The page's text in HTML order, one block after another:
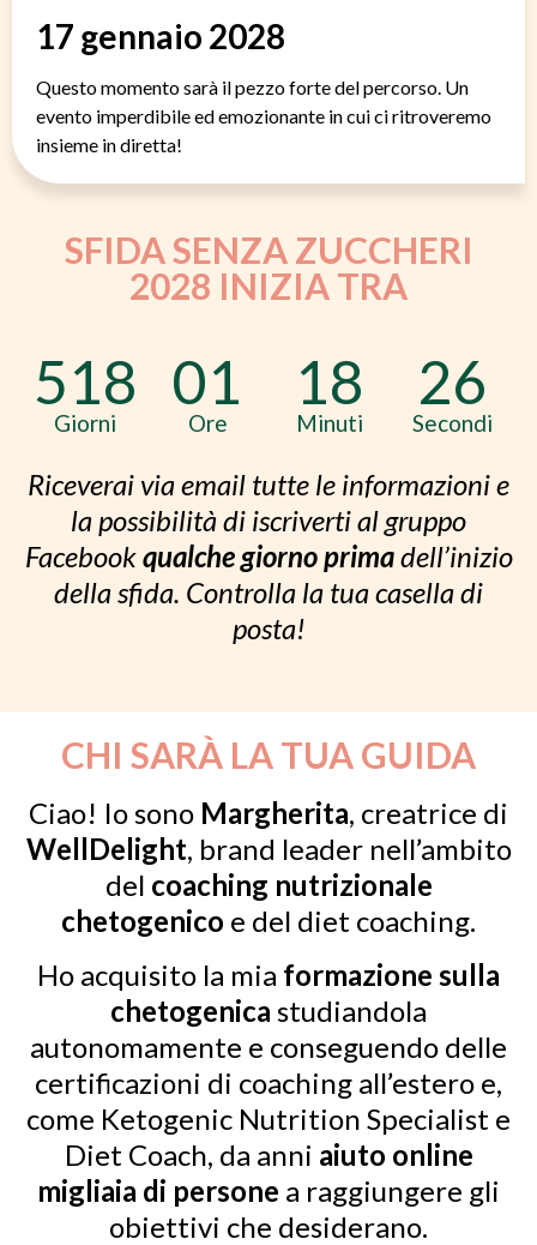
17 gennaio 2028
Questo momento sarà il pezzo forte del percorso. Un
evento imperdibile ed emozionante in cui ci ritroveremo
insieme in diretta!
SFIDA SENZA ZUCCHERI
2028 INIZIA TRA
518
Giorni
01
Ore
18
Minuti
25
Secondi
Riceverai via email tutte le informazioni e
la possibilità di iscriverti al gruppo
Facebookqualche giorno primadell’inizio
della sfida. Controlla la tua casella di
posta!
CHI SARÀ LA TUA GUIDA
Ciao! Io sono Margherita, creatrice di
WellDelight, brand leader nell’ambito
del coaching nutrizionale
chetogenico e del diet coaching.
Ho acquisito la mia formazione sulla
chetogenica studiandola
autonomamente e conseguendo delle
certificazioni di coaching all’estero e,
come Ketogenic Nutrition Specialist e
Diet Coach, da anni aiuto online
migliaia di persone a raggiungere gli
obiettivi che desiderano.